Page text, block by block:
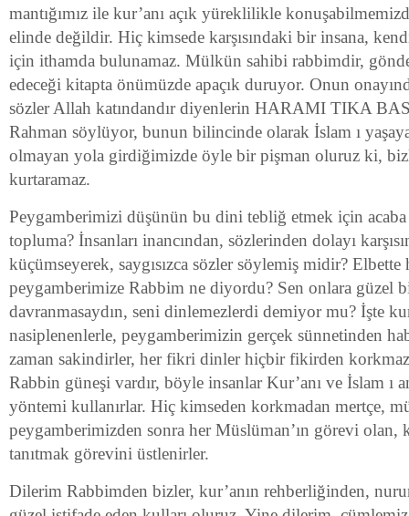
mantığımız ile kur’anı açık yüreklilikle
elinde değildir. Hiç kimsede karşısındaki bir insana,
için ithamda bulunamaz. Mülkün sahibi rabbimdir,
edeceği kitapta önümüzde apaçık duruyor. Onun
sözler Allah katındandır diyenlerin HARAMI TIKA
Rahman söylüyor, bunun bilincinde olarak İslam ı
olmayan yola girdiğimizde öyle bir pişman oluruz ki,
kurtaramaz.
Peygamberimizi düşünün bu dini tebliğ etmek için acaba
topluma? İnsanları inancından, sözlerinden dolayı
küçümseyerek, saygısızca sözler söylemiş midir? Elbette
peygamberimize Rabbim ne diyordu? Sen onlara güzel
davranmasaydın, seni dinlemezlerdi demiyor mu? İşte
nasiplenenlerle, peygamberimizin gerçek sünnetinden
zaman sakindirler, her fikri dinler hiçbir fikirden
Rabbin güneşi vardır, böyle insanlar Kur’anı ve İslam ı
yöntemi kullanırlar. Hiç kimseden korkmadan mertçe,
peygamberimizden sonra her Müslüman’ın görevi olan,
tanıtmak görevini üstlenirler.
Dilerim Rabbimden bizler, kur’anın rehberliğinden,